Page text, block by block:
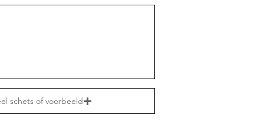
schets of voorbeeld